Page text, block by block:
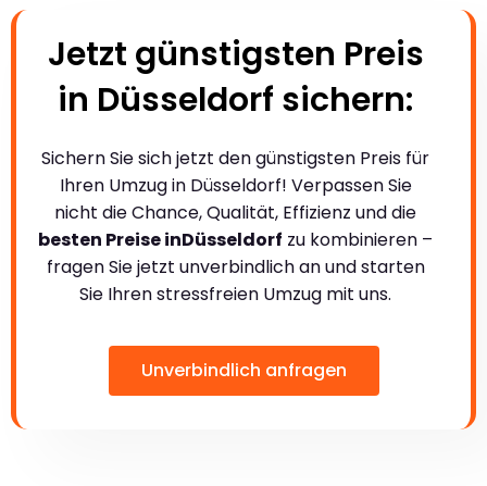
Jetzt günstigsten Preis
in Düsseldorf sichern:
Sichern Sie sich jetzt den günstigsten Preis für
Ihren Umzug in Düsseldorf! Verpassen Sie
nicht die Chance, Qualität, Effizienz und die
besten Preise inDüsseldorf zu kombinieren –
fragen Sie jetzt unverbindlich an und starten
Sie Ihren stressfreien Umzug mit uns.
Unverbindlich anfragen